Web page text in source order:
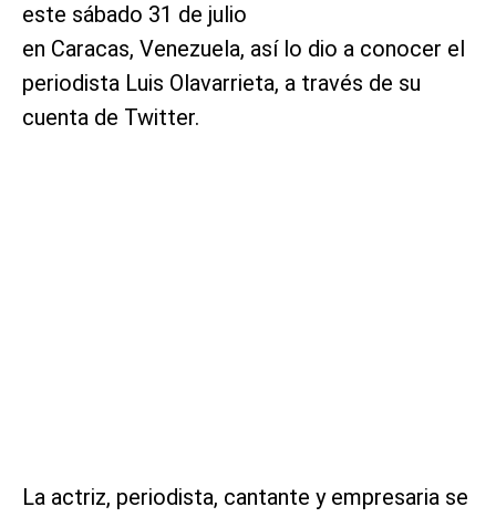
este sábado 31 de julio
en Caracas, Venezuela, así lo dio a conocer el
periodista Luis Olavarrieta, a través de su
cuenta de Twitter.
La actriz, periodista, cantante y empresaria se